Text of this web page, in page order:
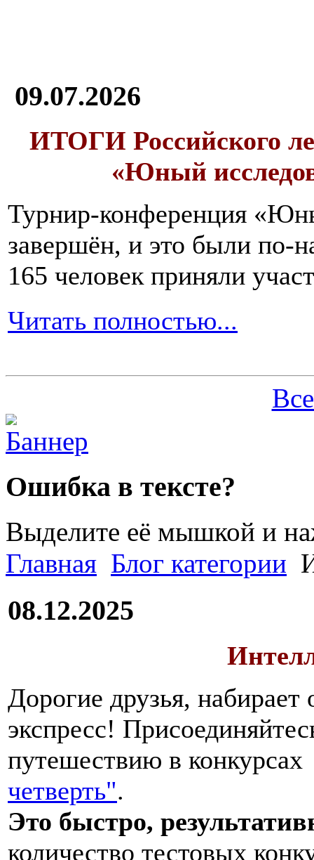
09.07.2026
ИТОГИ Российского
«Юный
Турнир-конференция
завершён, и это были по-
165 человек приняли
Читать полностью...
Ошибка в тексте?
Выделите её мышкой и
Главная Блог категории
08.12.2025
Дорогие друзья,
экспресс!
путешествию в
четверть".
Это быстро,
количество тестовых